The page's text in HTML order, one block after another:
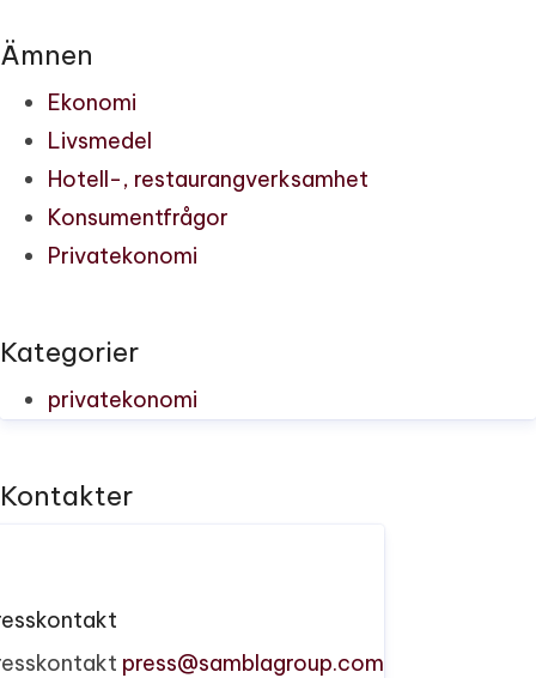
Ämnen
Ekonomi
Livsmedel
Hotell-, restaurangverksamhet
Konsumentfrågor
Privatekonomi
Kategorier
privatekonomi
Kontakter
press@samblagroup.com